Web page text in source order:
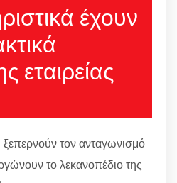
έχουν
εταιρείας
τον ανταγωνισμό
το λεκανοπέδιο της